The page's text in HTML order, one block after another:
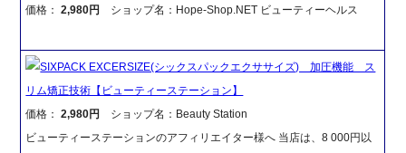
価格：2,980円 ショップ名：Hope-Shop.NET ビューティーヘルス
SIXPACK EXCERSIZE(シックスパックエクササイズ) 加圧機能 ス
リム矯正技術【ビューティーステーション】
価格：2,980円
ショップ名：Beauty Station
ビューティーステーションのアフィリエイター様へ 当店は、8 000円以